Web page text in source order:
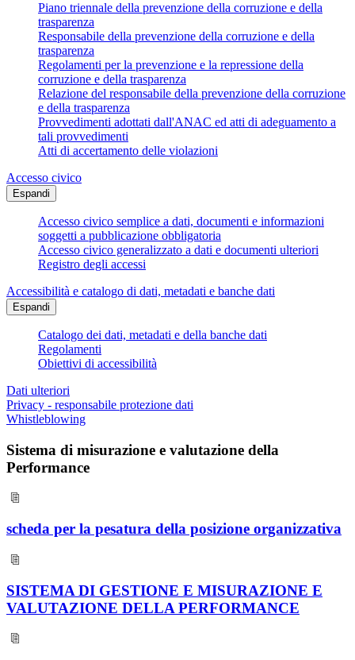
Piano triennale della prevenzione della corruzione e della
trasparenza
Responsabile della prevenzione della corruzione e della
trasparenza
Regolamenti per la prevenzione e la repressione della
corruzione e della trasparenza
Relazione del responsabile della prevenzione della corruzione
e della trasparenza
Provvedimenti adottati dall'ANAC ed atti di adeguamento a
tali provvedimenti
Atti di accertamento delle violazioni
Accesso civico
Espandi
Accesso civico semplice a dati, documenti e informazioni
soggetti a pubblicazione obbligatoria
Accesso civico generalizzato a dati e documenti ulteriori
Registro degli accessi
Accessibilità e catalogo di dati, metadati e banche dati
Espandi
Catalogo dei dati, metadati e della banche dati
Regolamenti
Obiettivi di accessibilità
Dati ulteriori
Privacy - responsabile protezione dati
Whistleblowing
Sistema di misurazione e valutazione della
Performance
scheda per la pesatura della posizione organizzativa
SISTEMA DI GESTIONE E MISURAZIONE E
VALUTAZIONE DELLA PERFORMANCE